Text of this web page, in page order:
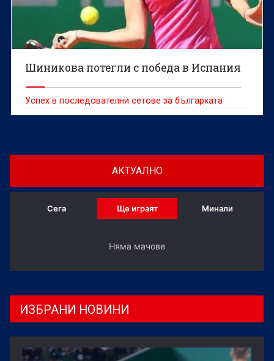
Шиникова потегли с победа в Испания
Успех в последователни сетове за българката
АКТУАЛНО
Сега Ще играят Минали
Няма мачове
ИЗБРАНИ НОВИНИ